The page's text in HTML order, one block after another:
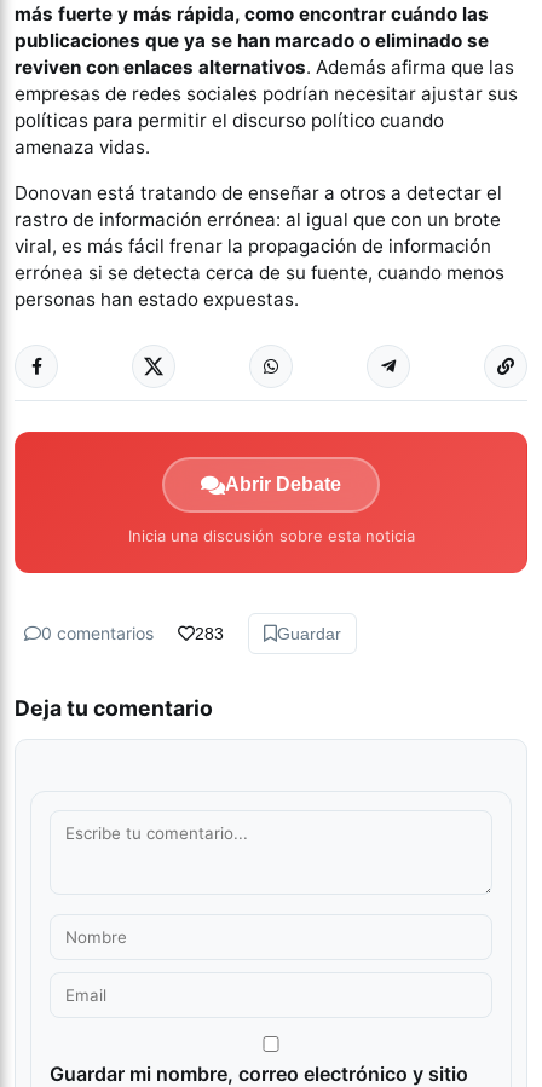
más fuerte y más rápida, como encontrar cuándo las
publicaciones que ya se han marcado o eliminado se
reviven con enlaces alternativos. Además afirma que las
empresas de redes sociales podrían necesitar ajustar sus
políticas para permitir el discurso político cuando
amenaza vidas.
Donovan está tratando de enseñar a otros a detectar el
rastro de información errónea: al igual que con un brote
viral, es más fácil frenar la propagación de información
errónea si se detecta cerca de su fuente, cuando menos
personas han estado expuestas.
Abrir Debate
Inicia una discusión sobre esta noticia
0 comentarios 283 Guardar
Deja tu comentario
Guardar mi nombre, correo electrónico y sitio